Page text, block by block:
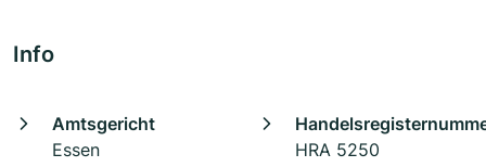
Info
Amtsgericht
Essen
HRA 5250